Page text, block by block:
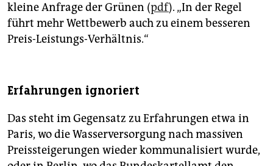
kleine Anfrage der Grünen (pdf). „In der Regel
führt mehr Wettbewerb auch zu einem besseren
Preis-Leistungs-Verhältnis.“
Erfahrungen ignoriert
Das steht im Gegensatz zu Erfahrungen etwa in
Paris, wo die Wasserversorgung nach massiven
Preissteigerungen wieder kommunalisiert wurde,